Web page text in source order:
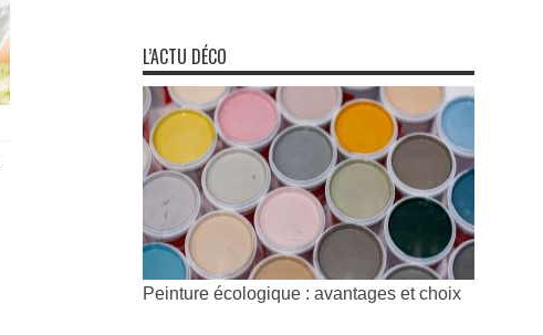
L’ACTU DÉCO
Peinture écologique : avantages et choix